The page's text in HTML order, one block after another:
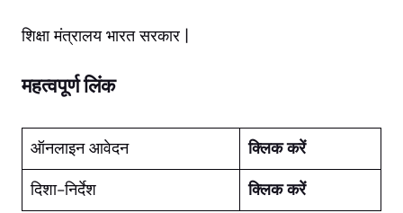
शिक्षा मंत्रालय भारत सरकार |
महत्वपूर्ण लिंक
ऑनलाइन आवेदन क्लिक करें
दिशा-निर्देश क्लिक करें